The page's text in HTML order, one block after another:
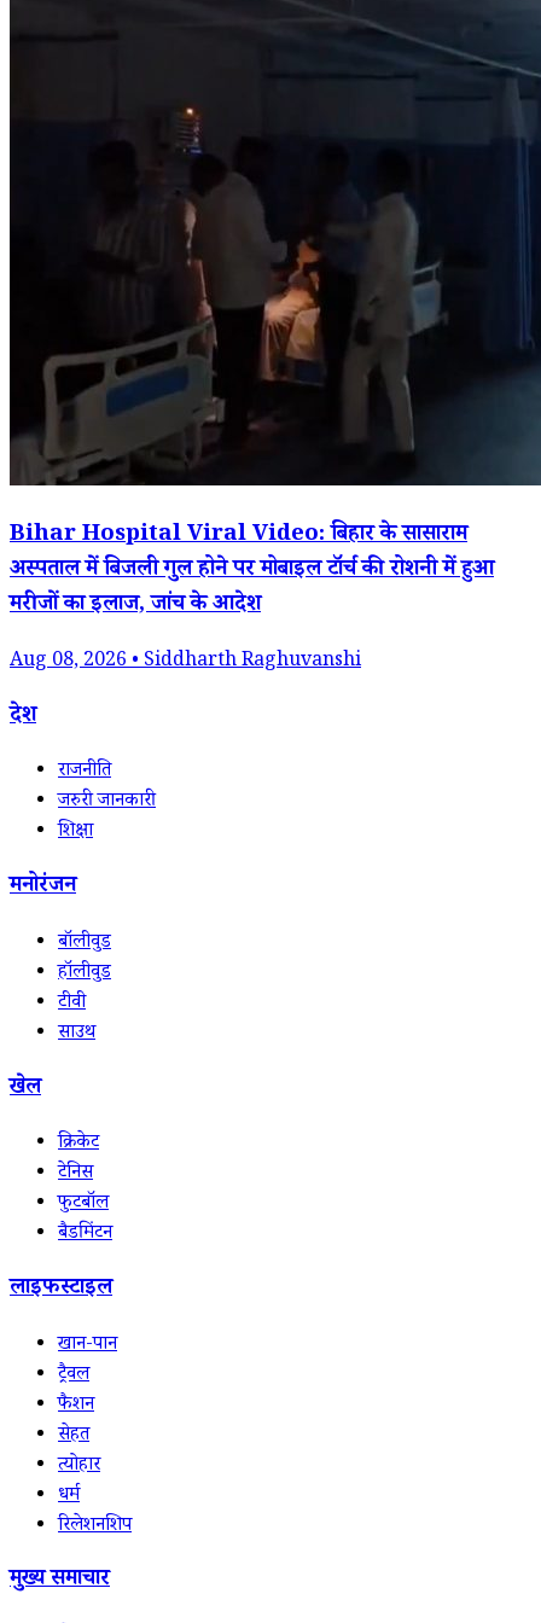
Bihar Hospital Viral Video: बिहार के सासाराम
अस्पताल में बिजली गुल होने पर मोबाइल टॉर्च की रोशनी में हुआ
मरीजों का इलाज, जांच के आदेश
Aug 08, 2026 • Siddharth Raghuvanshi
देश
राजनीति
जरुरी जानकारी
शिक्षा
मनोरंजन
बॉलीवुड
हॉलीवुड
टीवी
साउथ
खेल
क्रिकेट
टेनिस
फुटबॉल
बैडमिंटन
लाइफस्टाइल
खान-पान
ट्रैवल
फैशन
सेहत
त्योहार
धर्म
रिलेशनशिप
मुख्य समाचार